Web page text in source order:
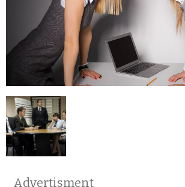
Advertisment